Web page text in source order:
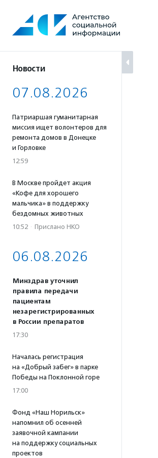
содержанию
Новости
07.08.2026
Патриаршая гуманитарная
миссия ищет волонтеров для
ремонта домов в Донецке
и Горловке
12:59
В Москве пройдет акция
«Кофе для хорошего
мальчика» в поддержку
бездомных животных
10:52 · Прислано НКО
06.08.2026
Минздрав уточнил
правила передачи
пациентам
незарегистрированных
в России препаратов
17:30
Началась регистрация
на «Добрый забег» в парке
Победы на Поклонной горе
17:00
Фонд «Наш Норильск»
напомнил об осенней
заявочной кампании
на поддержку социальных
проектов